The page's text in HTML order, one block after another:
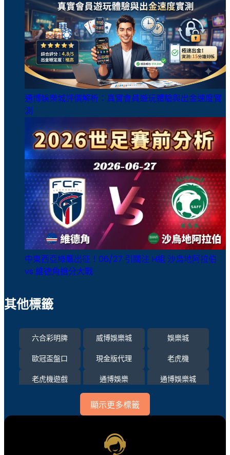
通博娛樂城評價解析：真實會員遊玩體驗與出金速度實
測
中東西亞綠鷹出征！06/27 引關注 H組 沙烏地阿拉伯
vs 維德角搶分大戰
其他標籤
六合彩明牌 威博娛樂城
娛樂城
歐冠盃盤口
現金版代理
老虎機
老虎機遊戲
通博娛樂
通博娛樂城
運彩比分
顯示更多標籤